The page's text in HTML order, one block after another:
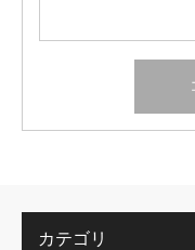
カテゴリ